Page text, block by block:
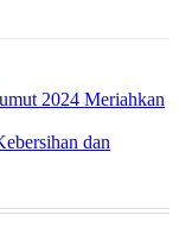
2024 Meriahkan
dan